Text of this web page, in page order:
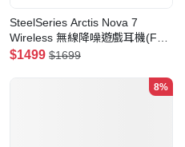
SteelSeries Arctis Nova 7
Wireless 無線降噪遊戲耳機(For
PC, PS4/5 and switch)(61553)
$1499 $1699
8%